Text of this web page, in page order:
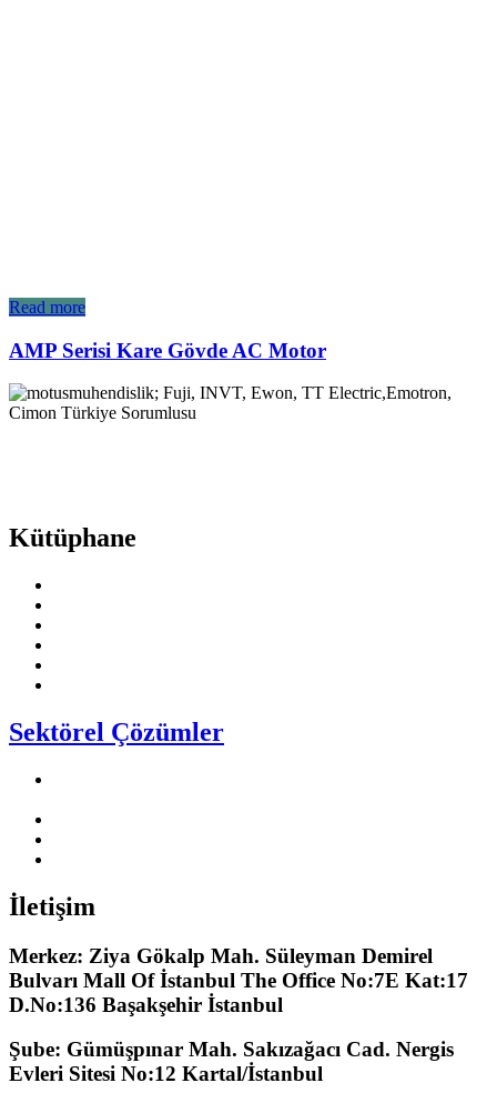
Read more
AMP Serisi Kare Gövde AC Motor
Kütüphane
Sektörel Çözümler
İletişim
Merkez: Ziya Gökalp Mah. Süleyman Demirel
Bulvarı Mall Of İstanbul The Office No:7E Kat:17
D.No:136 Başakşehir İstanbul
Şube: Gümüşpınar Mah. Sakızağacı Cad. Nergis
Evleri Sitesi No:12 Kartal/İstanbul